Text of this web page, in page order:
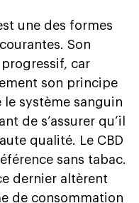
une des formes
Son
car
son principe
le système sanguin
de s’assurer qu’il
qualité. Le CBD
sans tabac.
dernier altèrent
de consommation